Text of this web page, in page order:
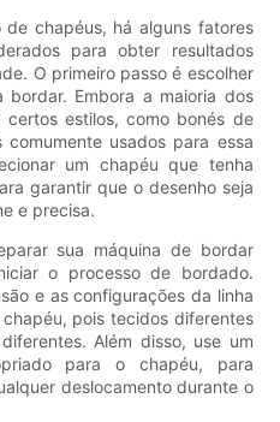
chapéus, há alguns fatores
para obter resultados
O primeiro passo é escolher
Embora a maioria dos
estilos, como bonés de
usados para essa
um chapéu que tenha
garantir que o desenho seja
e precisa.
sua máquina de bordar
o processo de bordado.
e as configurações da linha
pois tecidos diferentes
Além disso, use um
para o chapéu, para
deslocamento durante o